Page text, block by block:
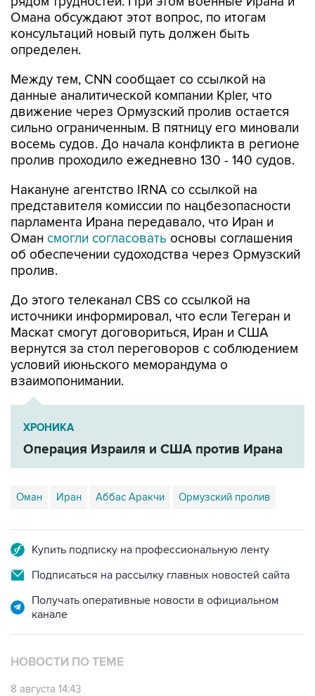
Омана обсуждают этот вопрос, по итогам
консультаций новый путь должен быть
определен.
Между тем, CNN сообщает со ссылкой на
данные аналитической компании Kpler, что
движение через Ормузский пролив остается
сильно ограниченным. В пятницу его миновали
восемь судов. До начала конфликта в регионе
пролив проходило ежедневно 130 - 140 судов.
Накануне агентство IRNA со ссылкой на
представителя комиссии по нацбезопасности
парламента Ирана передавало, что Иран и
Оман смогли согласовать основы соглашения
об обеспечении судоходства через Ормузский
пролив.
До этого телеканал CBS со ссылкой на
источники информировал, что если Тегеран и
Маскат смогут договориться, Иран и США
вернутся за стол переговоров с соблюдением
условий июньского меморандума о
взаимопонимании.
ХРОНИКА
Операция Израиля и США против Ирана
Оман Иран Аббас Аракчи Ормузский пролив
Купить подписку на профессиональную ленту
Подписаться на рассылку главных новостей сайта
Получать оперативные новости в официальном
канале
НОВОСТИ ПО ТЕМЕ
8 августа 14:43